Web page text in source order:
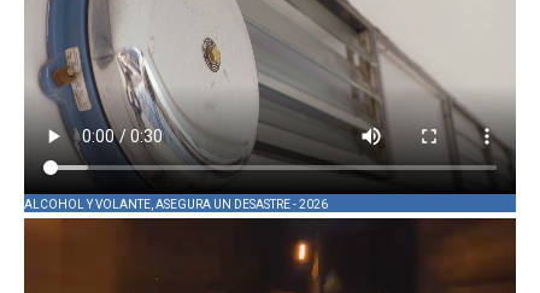
ALCOHOL Y VOLANTE, ASEGURA UN DESASTRE - 2026